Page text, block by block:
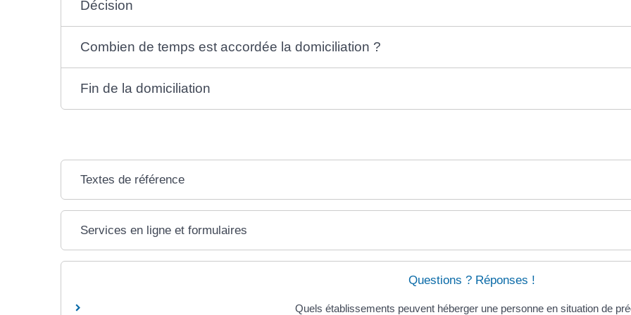
Décision
Combien de temps est accordée la domiciliation ?
Fin de la domiciliation
Textes de référence
Services en ligne et formulaires
Questions ? Réponses !
Quels établissements peuvent héberger une personne en situation de